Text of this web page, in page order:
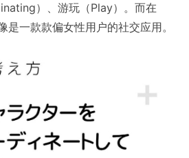
）、游玩（Play）。而在
一款款偏女性用户的社交应用。